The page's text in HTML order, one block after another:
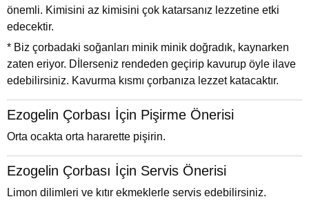
önemli. Kimisini az kimisini çok katarsanız lezzetine etki
edecektir.
* Biz çorbadaki soğanları minik minik doğradık, kaynarken
zaten eriyor. Dİlerseniz rendeden geçirip kavurup öyle ilave
edebilirsiniz. Kavurma kısmı çorbanıza lezzet katacaktır.
Ezogelin Çorbası İçin Pişirme Önerisi
Orta ocakta orta hararette pişirin.
Ezogelin Çorbası İçin Servis Önerisi
Limon dilimleri ve kıtır ekmeklerle servis edebilirsiniz.